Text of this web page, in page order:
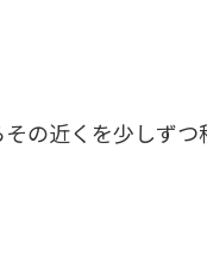
の近くを少しず